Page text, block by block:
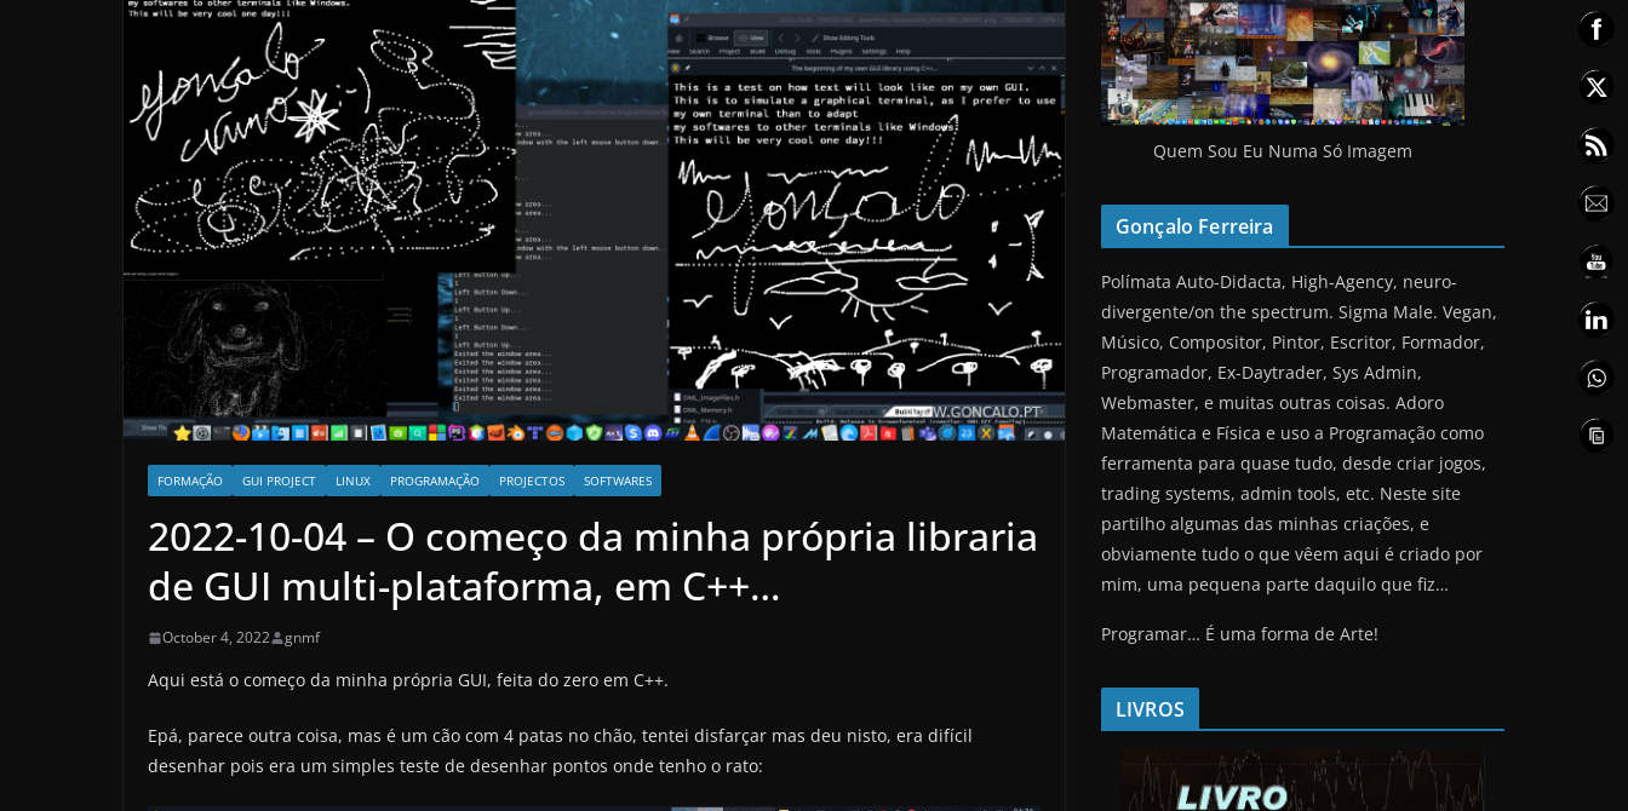
FORMAÇÃO GUI PROJECT LINUX PROGRAMAÇÃO PROJECTOS SOFTWARES
2022-10-04 – O começo da minha própria libraria
de GUI multi-plataforma, em C++…
October 4, 2022 gnmf
Aqui está o começo da minha própria GUI, feita do zero em C++.
Epá, parece outra coisa, mas é um cão com 4 patas no chão, tentei disfarçar mas deu nisto, era difícil
desenhar pois era um simples teste de desenhar pontos onde tenho o rato:
Quem Sou Eu Numa Só Imagem
Gonçalo Ferreira
Polímata Auto-Didacta, High-Agency, neuro-
divergente/on the spectrum. Sigma Male. Vegan,
Músico, Compositor, Pintor, Escritor, Formador,
Programador, Ex-Daytrader, Sys Admin,
Webmaster, e muitas outras coisas. Adoro
Matemática e Física e uso a Programação como
ferramenta para quase tudo, desde criar jogos,
trading systems, admin tools, etc. Neste site
partilho algumas das minhas criações, e
obviamente tudo o que vêem aqui é criado por
mim, uma pequena parte daquilo que fiz…
Programar… É uma forma de Arte!
LIVROS